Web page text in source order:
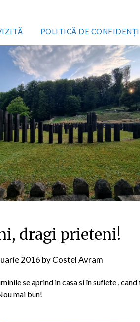
POLITICĂ DE
dragi prieteni!
2016 byCostel Avram
se aprind in casa si în suflete ,
mai bun!